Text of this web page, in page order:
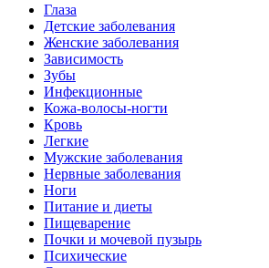
Глаза
Детские заболевания
Женские заболевания
Зависимость
Зубы
Инфекционные
Кожа-волосы-ногти
Кровь
Легкие
Мужские заболевания
Нервные заболевания
Ноги
Питание и диеты
Пищеварение
Почки и мочевой пузырь
Психические